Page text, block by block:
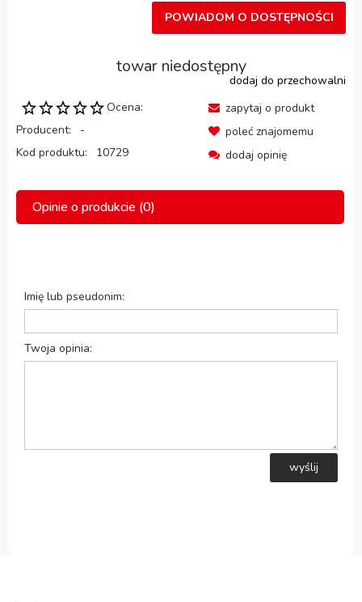
POWIADOM O DOSTĘPNOŚCI
towar niedostępny
dodaj do przechowalni
Ocena:
Producent:
-
Kod produktu:
10729
zapytaj o produkt
poleć znajomemu
dodaj opinię
Opinie o produkcie (0)
Imię lub pseudonim:
Twoja opinia:
wyślij